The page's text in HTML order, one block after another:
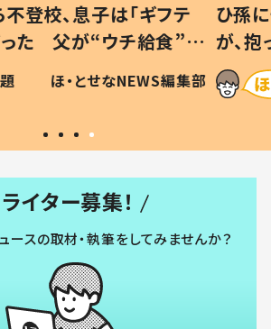
登校、息子は「ギフテ
った 父が“ウチ給食”を
る理由とは #令和の親
ほ・とせなNEWS編集部
ひ孫
が、
「涙
い」
ライター募集！
ースの取材・執筆をしてみませんか？